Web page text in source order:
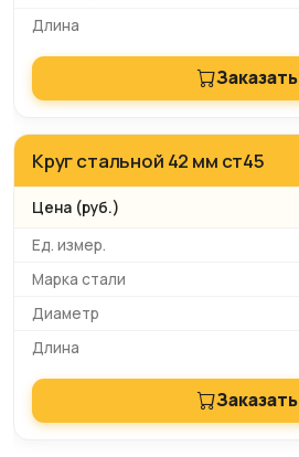
Заказать
Круг стальной 42 мм ст45
Заказать